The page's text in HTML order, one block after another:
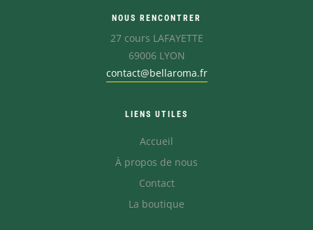
NOUS RENCONTRER
27 cours LAFAYETTE
69006 LYON
contact@bellaroma.fr
LIENS UTILES
Accueil
À propos de nous
Contact
La boutique